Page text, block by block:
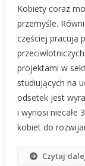
Kobiety coraz
przemyśle.
częściej pracują
projektami w
studiujących na
odsetek jest
i wynosi niecałe
kobiet do
Czytaj